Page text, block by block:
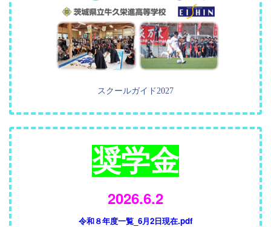
スクールガイド2027
奨学金
2026.6.2
令和８年度一覧_6月2日現在.pdf